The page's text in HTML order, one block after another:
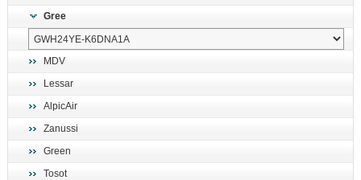
Gree
MDV
Lessar
AlpicAir
Zanussi
Green
Tosot